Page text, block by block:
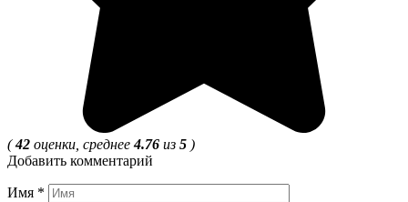
(42 оценки, среднее4.76 из 5 )
Добавить комментарий
Имя *